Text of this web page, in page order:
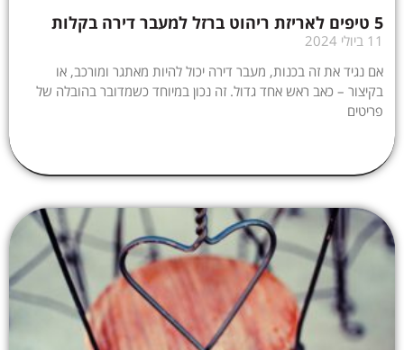
5 טיפים לאריזת ריהוט ברזל למעבר דירה בקלות
11 ביולי 2024
אם נגיד את זה בכנות, מעבר דירה יכול להיות מאתגר ומורכב, או
בקיצור – כאב ראש אחד גדול. זה נכון במיוחד כשמדובר בהובלה של
פריטים